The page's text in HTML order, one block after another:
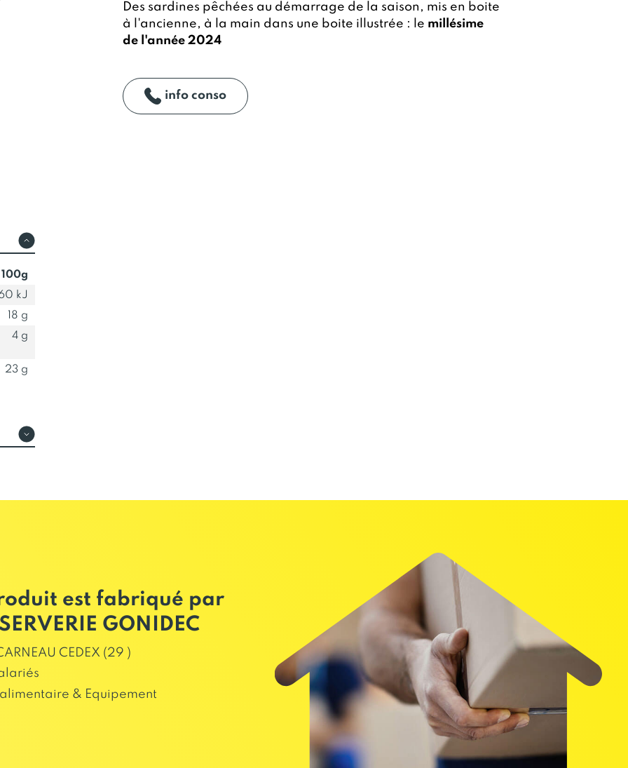
kJ
18 g
4 g
23 g
Des sardines pêchées au démarrage de la saison, mis en boite
à l'ancienne, à la main dans une boite illustrée : le millésime
de l'année 2024
info conso
est fabriqué par
GONIDEC
CEDEX (29 )
& Equipement